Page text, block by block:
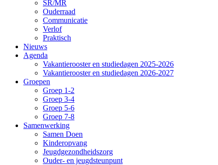
SR/MR
Ouderraad
Communicatie
Verlof
Praktisch
Nieuws
Agenda
Vakantierooster en studiedagen 2025-2026
Vakantierooster en studiedagen 2026-2027
Groepen
Groep 1-2
Groep 3-4
Groep 5-6
Groep 7-8
Samenwerking
Samen Doen
Kinderopvang
Jeugdgezondheidszorg
Ouder- en jeugdsteunpunt